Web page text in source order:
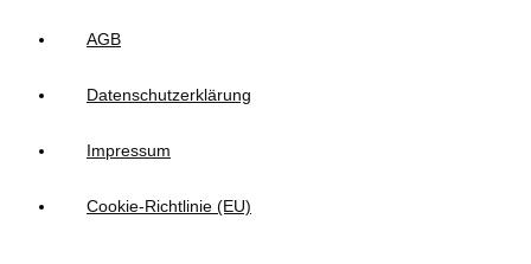
AGB
Datenschutzerklärung
Impressum
Cookie-Richtlinie (EU)